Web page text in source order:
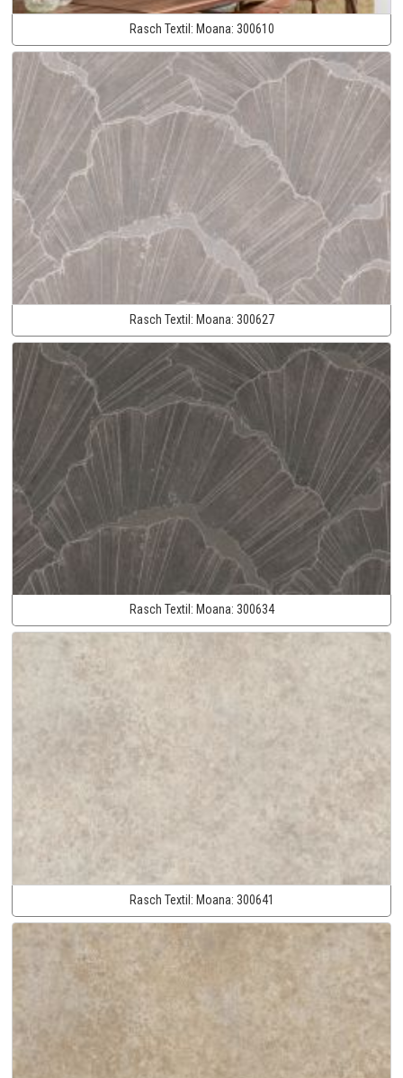
Rasch Textil: Moana: 300610
Rasch Textil: Moana: 300627
Rasch Textil: Moana: 300634
Rasch Textil: Moana: 300641